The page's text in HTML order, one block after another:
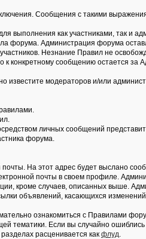
Сообщения с такими
выполнения как участниками, так и
форума. Администрация форума
Незнание Правил не
конкретному сообщению остается за
известите модераторов и/или
личных сообщений
форума.
На этот адрес будет выслано
почты в своем профиле.
кроме случаев, описанных выше.
объявлений, касающихся
ознакомиться с Правилами
тематики. Если вы случайно
расценивается как флуд.